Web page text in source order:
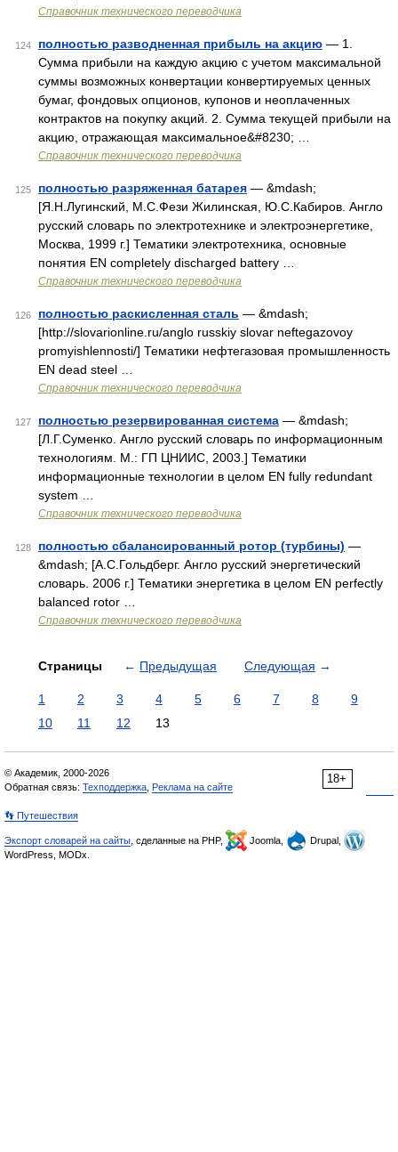
Справочник технического переводчика
124 полностью разводненная прибыль на акцию — 1.
Сумма прибыли на каждую акцию с учетом максимальной
суммы возможных конвертации конвертируемых ценных
бумаг, фондовых опционов, купонов и неоплаченных
контрактов на покупку акций. 2. Сумма текущей прибыли на
акцию, отражающая максимальное&#8230; …
Справочник технического переводчика
125 полностью разряженная батарея — &mdash;
[Я.Н.Лугинский, М.С.Фези Жилинская, Ю.С.Кабиров. Англо
русский словарь по электротехнике и электроэнергетике,
Москва, 1999 г.] Тематики электротехника, основные
понятия EN completely discharged battery …
Справочник технического переводчика
126 полностью раскисленная сталь — &mdash;
[http://slovarionline.ru/anglo russkiy slovar neftegazovoy
promyishlennosti/] Тематики нефтегазовая промышленность
EN dead steel …
Справочник технического переводчика
127 полностью резервированная система — &mdash;
[Л.Г.Суменко. Англо русский словарь по информационным
технологиям. М.: ГП ЦНИИС, 2003.] Тематики
информационные технологии в целом EN fully redundant
system …
Справочник технического переводчика
128 полностью сбалансированный ротор (турбины) —
&mdash; [А.С.Гольдберг. Англо русский энергетический
словарь. 2006 г.] Тематики энергетика в целом EN perfectly
balanced rotor …
Справочник технического переводчика
Страницы ← Предыдущая Следующая →
1 2 3 4 5 6 7 8
9
10
11 12 13
18+
© Академик, 2000-2026
Обратная связь: Техподдержка Реклама на сайте
👣 Путешествия
Экспорт словарей на сайты , сделанные на PHP, Joomla,
Drupal,
WordPress, MODx.